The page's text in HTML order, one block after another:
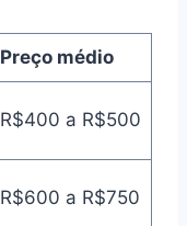
Preço médio
R$400 a R$500
R$600 a R$750